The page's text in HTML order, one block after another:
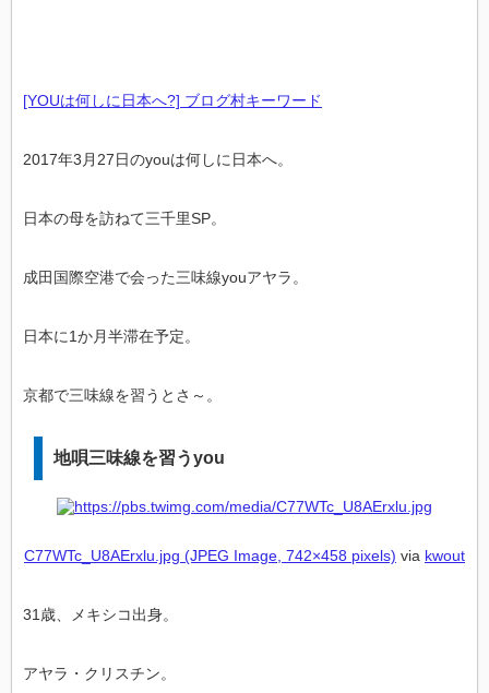
[YOUは何しに日本へ?] ブログ村キーワード
2017年3月27日のyouは何しに日本へ。
日本の母を訪ねて三千里SP。
成田国際空港で会った三味線youアヤラ。
日本に1か月半滞在予定。
京都で三味線を習うとさ～。
地唄三味線を習うyou
C77WTc_U8AErxlu.jpg (JPEG Image, 742×458 pixels) via kwout
31歳、メキシコ出身。
アヤラ・クリスチン。